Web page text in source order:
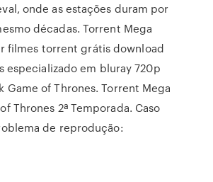
onde as estações duram por
décadas. Torrent Mega
filmes torrent grátis download
especializado em bluray 720p
Game of Thrones. Torrent Mega
Thrones 2ª Temporada. Caso
de reprodução: